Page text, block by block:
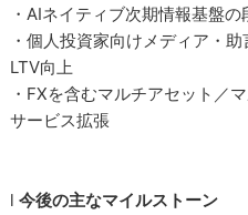
・AIネイティブ次期情報基盤
・個人投資家向けメディア・
LTV向上
・FXを含むマルチアセット／
サービス拡張
l今後の主なマイルストーン